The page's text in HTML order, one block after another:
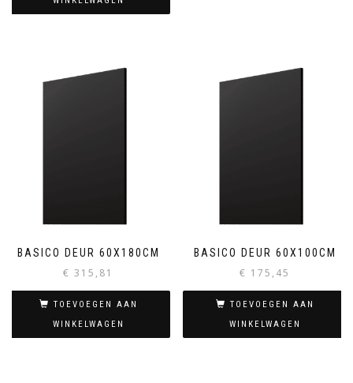
BASICO DEUR 60X180CM
€ 315,81
TOEVOEGEN AAN
WINKELWAGEN
BASICO DEUR 60X100CM
€ 175,45
TOEVOEGEN AAN
WINKELWAGEN